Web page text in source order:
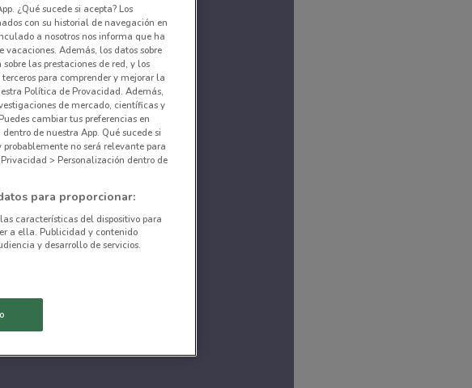
¿Qué sucede si acepta? Los
con su historial de navegación en
a nosotros nos informa que ha
Además, los datos sobre
las prestaciones de red, y los
para comprender y mejorar la
Política de Provacidad. Además,
de mercado, científicas y
cambiar tus preferencias en
de nuestra App. Qué sucede si
no será relevante para
> Personalización dentro de
para proporcionar:
características del dispositivo para
a ella. Publicidad y contenido
y desarrollo de servicios.